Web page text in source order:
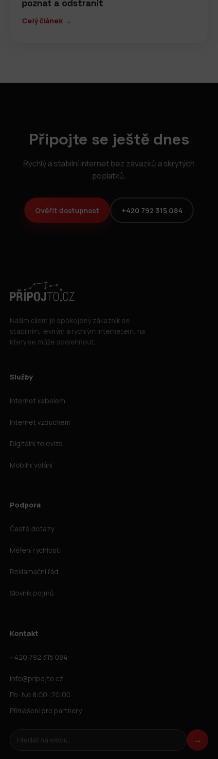
poznat a odstranit
Celý článek →
Připojte se ještě dnes
Rychlý a stabilní internet bez závazků a skrytých
poplatků.
Ověřit dostupnost +420 792 315 084
Naším cílem je spokojený zákazník se
stabilním, levným a rychlým internetem, na
který se může spolehnout.
Služby
Internet kabelem
Internet vzduchem
Digitální televize
Mobilní volání
Podpora
Časté dotazy
Měření rychlosti
Reklamační řád
Slovník pojmů
Kontakt
+420 792 315 084
info@pripojto.cz
Po–Ne 8:00–20:00
Přihlášení pro partnery
Hledat na webu →